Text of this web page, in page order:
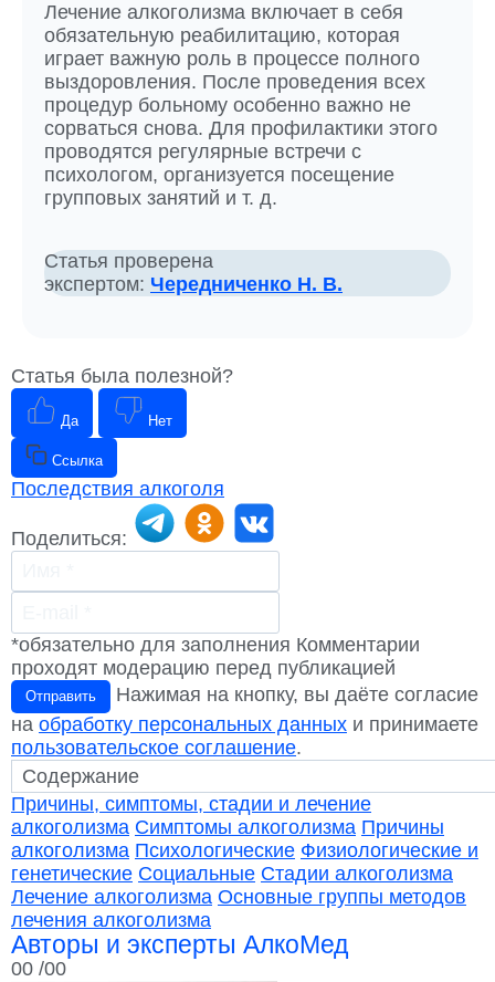
Лечение алкоголизма включает в себя
обязательную реабилитацию, которая
играет важную роль в процессе полного
выздоровления. После проведения всех
процедур больному особенно важно не
сорваться снова. Для профилактики этого
проводятся регулярные встречи с
психологом, организуется посещение
групповых занятий и т. д.
Статья проверена
экспертом: Чередниченко Н. В.
Статья была полезной?
Да Нет
Ссылка
Последствия алкоголя
Поделиться:
*обязательно для заполнения Комментарии
проходят модерацию перед публикацией
Отправить
Нажимая на кнопку, вы даёте согласие
на обработку персональных данных и принимаете
пользовательское соглашение.
Причины, симптомы, стадии и лечение
алкоголизма Симптомы алкоголизма Причины
алкоголизма Психологические Физиологические и
генетические Социальные Стадии алкоголизма
Лечение алкоголизма Основные группы методов
лечения алкоголизма
Авторы и эксперты АлкоМед
00 /00